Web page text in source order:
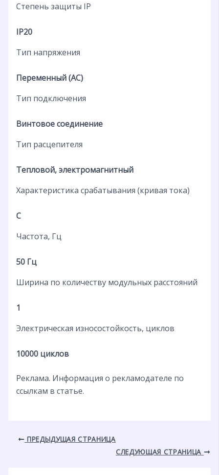
Степень защиты IP
IP20
Тип напряжения
Переменный (AC)
Тип подключения
Винтовое соединение
Тип расцепителя
Тепловой, электромагнитный
Характеристика срабатывания (кривая тока)
C
Частота, Гц
50 Гц
Ширина по количеству модульных расстояний
1
Электрическая износостойкость, циклов
10000 циклов
Реклама. Информация о рекламодателе по
ссылкам в статье.
ПРЕДЫДУЩАЯ СТРАНИЦА
СЛЕДУЮЩАЯ СТРАНИЦА